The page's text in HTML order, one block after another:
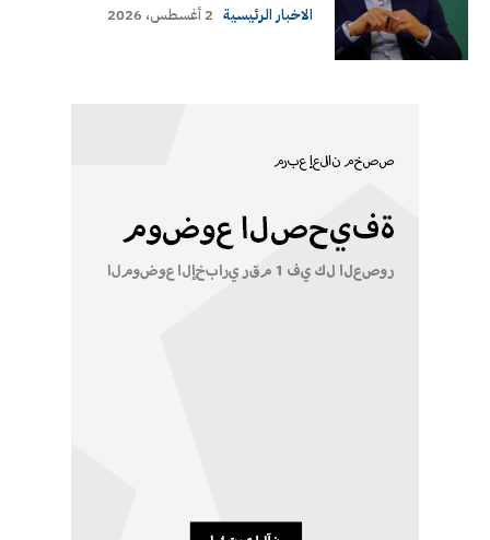
الاخبار الرئيسية 2 أغسطس، 2026